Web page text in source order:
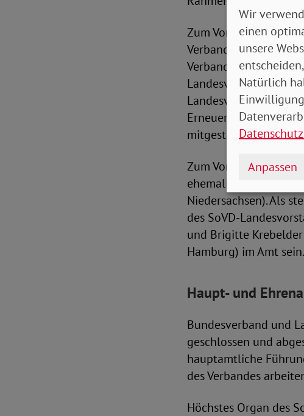
Zum Vorsitzenden
Verbandsrates des
Landesverbandes
Landesverbandes
Erneuerungsprozess
mitgestaltet und
Zum Vorsitzenden
ehemaligen
Niedersachsen). Als
des SoVD-
und Brigitte
Hamburg) im Amt sein.
Haupt- und
Bundesverband und
geschlossen und
hauptamtliche
des Verbandes
Höchstes Organ des
Wir
einen
unsere
Natürlich
Anpassen